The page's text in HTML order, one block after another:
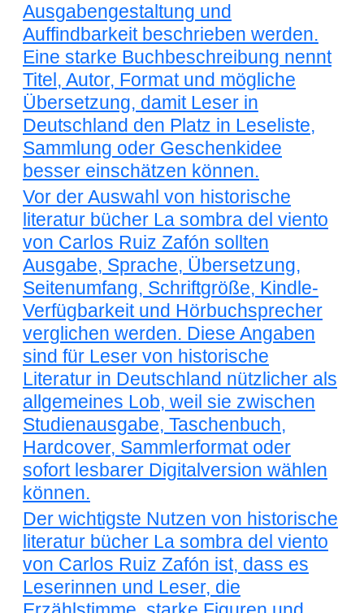
Ausgabengestaltung und
Auffindbarkeit beschrieben werden.
Eine starke Buchbeschreibung nennt
Titel, Autor, Format und mögliche
Übersetzung, damit Leser in
Deutschland den Platz in Leseliste,
Sammlung oder Geschenkidee
besser einschätzen können.
Vor der Auswahl von historische
literatur bücher La sombra del viento
von Carlos Ruiz Zafón sollten
Ausgabe, Sprache, Übersetzung,
Seitenumfang, Schriftgröße, Kindle-
Verfügbarkeit und Hörbuchsprecher
verglichen werden. Diese Angaben
sind für Leser von historische
Literatur in Deutschland nützlicher als
allgemeines Lob, weil sie zwischen
Studienausgabe, Taschenbuch,
Hardcover, Sammlerformat oder
sofort lesbarer Digitalversion wählen
können.
Der wichtigste Nutzen von historische
literatur bücher La sombra del viento
von Carlos Ruiz Zafón ist, dass es
Leserinnen und Leser, die